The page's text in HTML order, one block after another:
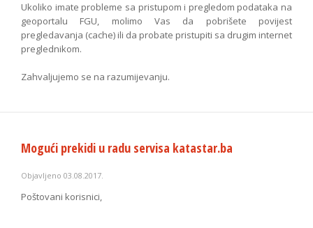
Ukoliko imate probleme sa pristupom i pregledom podataka na
geoportalu FGU, molimo Vas da pobrišete povijest
pregledavanja (cache) ili da probate pristupiti sa drugim internet
preglednikom.
Zahvaljujemo se na razumijevanju.
Mogući prekidi u radu servisa katastar.ba
Objavljeno 03.08.2017.
Poštovani korisnici,